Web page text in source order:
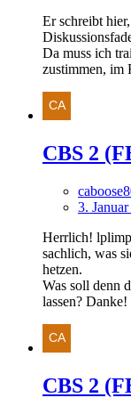
Er schreibt
Da muss ich
zustimmen, im
CBS 2
3.
Herrlich!
sachlich, was
hetzen.
Was soll denn
lassen? Danke!
CBS 2